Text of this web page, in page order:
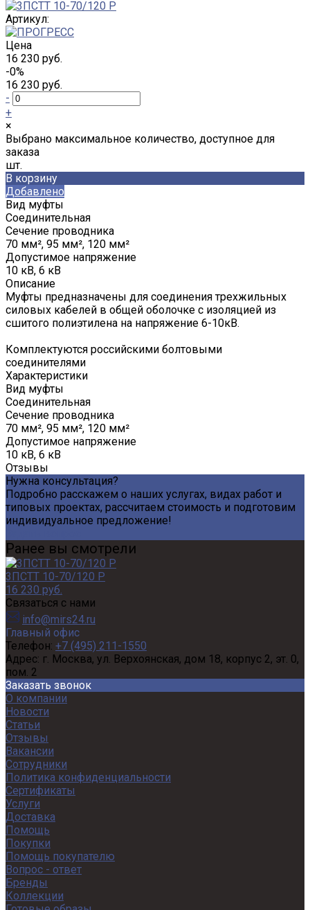
Артикул:
Цена
16 230 руб.
-0%
16 230 руб.
-
+
×
Выбрано максимальное количество, доступное для
заказа
шт.
В корзину
Добавлено
Вид муфты
Соединительная
Сечение проводника
70 мм², 95 мм², 120 мм²
Допустимое напряжение
10 кВ, 6 кВ
Описание
Муфты предназначены для соединения трехжильных
силовых кабелей в общей оболочке с изоляцией из
сшитого полиэтилена на напряжение 6-10кВ.
Комплектуются российскими болтовыми
соединителями
Характеристики
Вид муфты
Соединительная
Сечение проводника
70 мм², 95 мм², 120 мм²
Допустимое напряжение
10 кВ, 6 кВ
Отзывы
Нужна консультация?
Подробно расскажем о наших услугах, видах работ и
типовых проектах, рассчитаем стоимость и подготовим
индивидуальное предложение!
Ранее вы смотрели
3ПСТТ 10-70/120 Р
16 230 руб.
Связаться с нами
info@mirs24.ru
Главный офис
Телефон: +7 (495) 211-1550
Адрес: г. Москва, ул. Верхоянская, дом 18, корпус 2, эт. 0,
пом. 2
Заказать звонок
О компании
Новости
Статьи
Отзывы
Вакансии
Сотрудники
Политика конфиденциальности
Сертификаты
Услуги
Доставка
Помощь
Покупки
Помощь покупателю
Вопрос - ответ
Бренды
Коллекции